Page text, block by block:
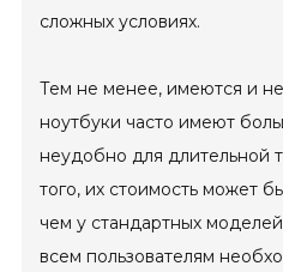
сложных условиях.
Тем не менее, имеются и
ноутбуки часто имеют
неудобно для длительной
того, их стоимость может
чем у стандартных
всем пользователям